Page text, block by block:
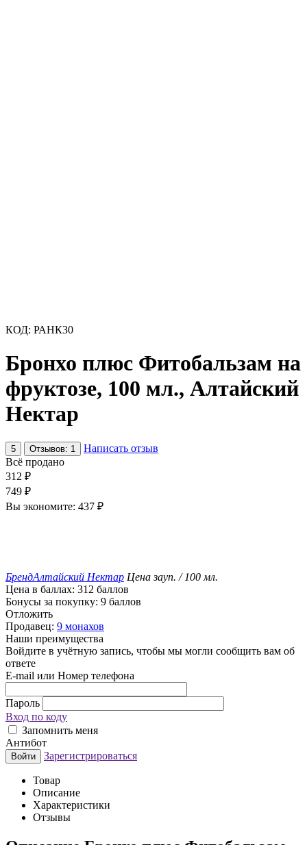
КОД: РАНК30
Бронхо плюс Фитобальзам на
фруктозе, 100 мл., Алтайский
Нектар
5 Отзывов: 1
Написать отзыв
Всё продано
312 ₽
749 ₽
Вы экономите: 437 ₽
БрендАлтайский Нектар Цена зауп. / 100 мл.
Цена в баллах: 312 баллов
Бонусы за покупку: 9 баллов
Отложить
Продавец: 9 монахов
Наши преимущества
Войдите в учётную запись, чтобы мы могли сообщить вам об
ответе
E-mail или Номер телефона
Пароль
Вход по коду
Запомнить меня
Антибот
Войти Зарегистрироваться
Товар
Описание
Характеристики
Отзывы